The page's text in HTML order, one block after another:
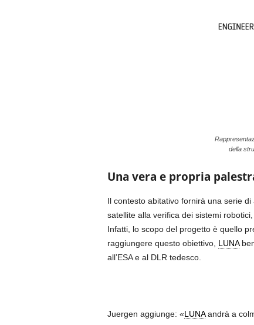
della
Una vera e propria
Il contesto abitativo fornirà una serie
satellite alla verifica dei sistemi
Infatti, lo scopo del progetto è quello
raggiungere questo obiettivo, LUNA
all’ESA e al DLR tedesco.
Juergen aggiunge: «LUNAandrà a